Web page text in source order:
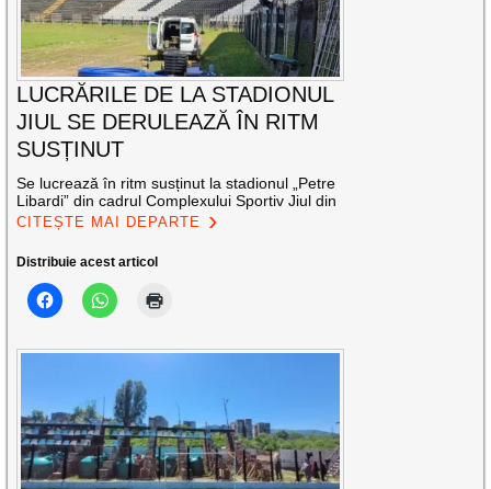
LUCRĂRILE DE LA STADIONUL
JIUL SE DERULEAZĂ ÎN RITM
SUSȚINUT
Se lucrează în ritm susținut la stadionul „Petre
Libardi” din cadrul Complexului Sportiv Jiul din
CITEȘTE MAI DEPARTE
Distribuie acest articol